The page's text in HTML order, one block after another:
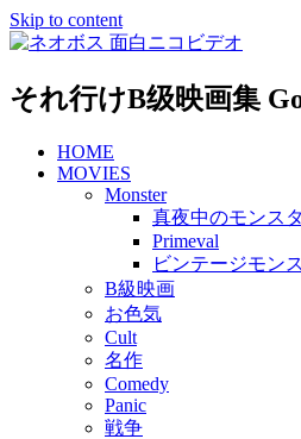
Skip to content
それ行けB级映画集
HOME
MOVIES
Monster
真夜中のモンス
Primeval
ビンテージモン
B級映画
お色気
Cult
名作
Comedy
Panic
戦争